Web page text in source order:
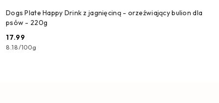
Dogs Plate Happy Drink z jagnięciną - orzeźwiający bulion dla
psów - 220g
Cena:
17.99
8.18/100g